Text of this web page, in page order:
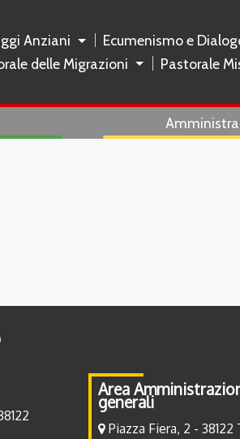
Anziani
Ecumenismo e
delle Migrazioni
Pastorale
Area
generali
Piazza Fiera, 2 - 38122